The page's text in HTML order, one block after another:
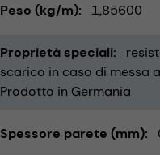
Peso (kg/m) 1,85600
Proprietà speciali
scarico in caso di messa
Prodotto in Germania
Spessore parete (mm)